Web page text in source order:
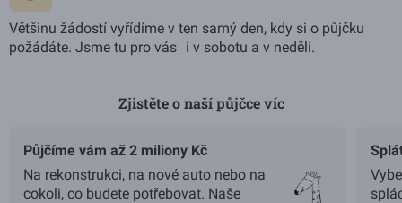
Většinu žádostí vyřídíme v ten samý den, kdy si o půjčku
požádáte. Jsme tu pro vás i v sobotu a v neděli.
Zjistěte o naší půjčce víc
Půjčíme vám až 2 miliony Kč
Na rekonstrukci, na nové auto nebo na
cokoli, co budete potřebovat. Naše